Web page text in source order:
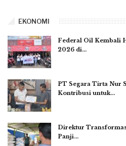
EKONOMI
Federal Oil Kembali
2026 di…
PT Segara Tirta Nur
Kontribusi untuk…
Direktur
Panji…